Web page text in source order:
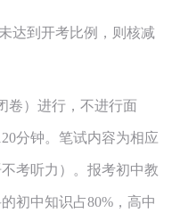
达到开考比例，则核减
卷）进行，不进行面
分钟。笔试内容为相应
考听力）。报考初中教
初中知识占80%，高中